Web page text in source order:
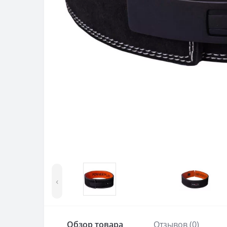
‹
Обзор товара Отзывов (0)